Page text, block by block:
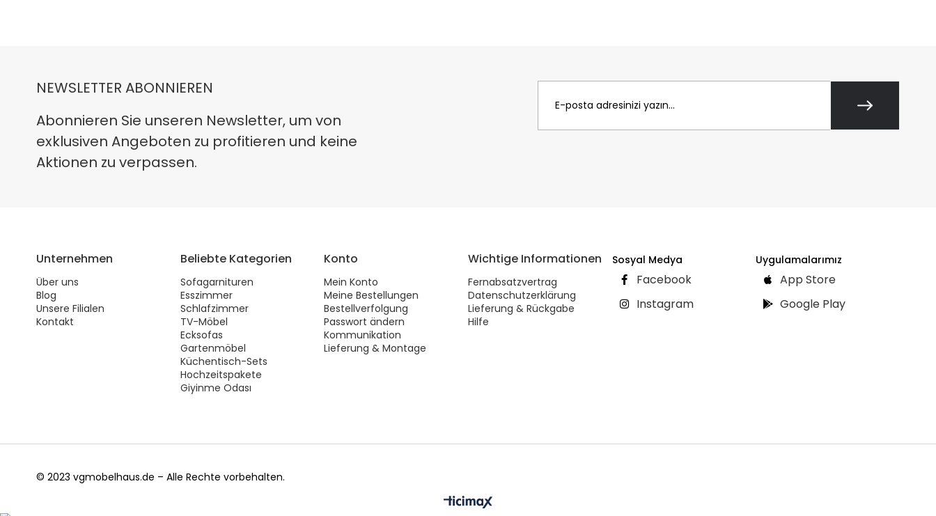
NEWSLETTER ABONNIEREN
Abonnieren Sie unseren Newsletter, um von
exklusiven Angeboten zu profitieren und keine
Aktionen zu verpassen.
Unternehmen
Über uns
Blog
Unsere Filialen
Kontakt
Beliebte Kategorien
Sofagarnituren
Esszimmer
Schlafzimmer
TV-Möbel
Ecksofas
Gartenmöbel
Küchentisch-Sets
Hochzeitspakete
Giyinme Odası
Konto
Mein Konto
Meine Bestellungen
Bestellverfolgung
Passwort ändern
Kommunikation
Lieferung & Montage
Wichtige Informationen
Fernabsatzvertrag
Datenschutzerklärung
Lieferung & Rückgabe
Hilfe
Sosyal Medya
Facebook
Instagram
Uygulamalarımız
App Store
Google Play
© 2023 vgmobelhaus.de – Alle Rechte vorbehalten.